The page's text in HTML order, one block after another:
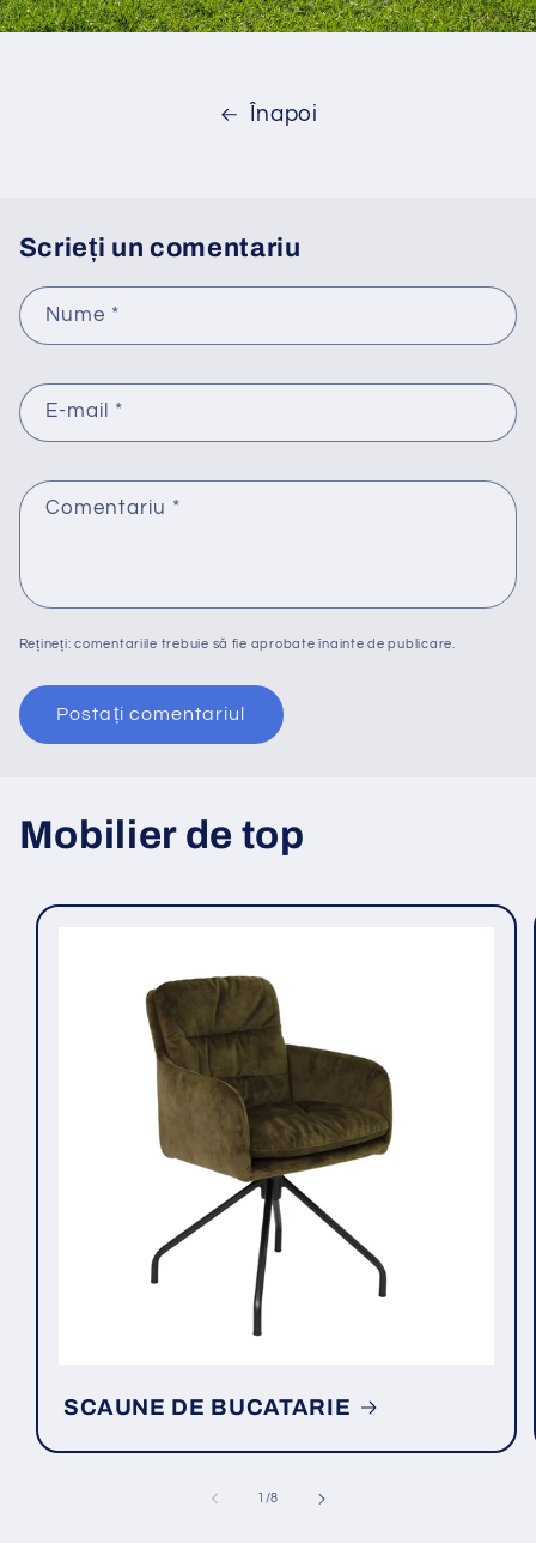
Înapoi
Scrieți un comentariu
Nume *
E-mail *
Comentariu *
Rețineți: comentariile trebuie să fie aprobate înainte de publicare.
Mobilier de top
SCAUNE DE BUCATARIE
/din
8